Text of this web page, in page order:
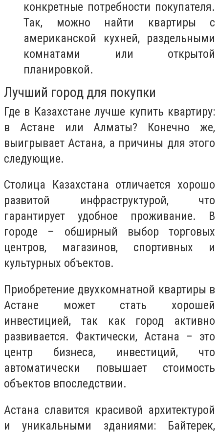
конкретные потребности покупателя.
Так, можно найти квартиры с
американской кухней, раздельными
комнатами или открытой
планировкой.
Лучший город для покупки
Где в Казахстане лучше купить квартиру:
в Астане или Алматы? Конечно же,
выигрывает Астана, а причины для этого
следующие.
Столица Казахстана отличается хорошо
развитой инфраструктурой, что
гарантирует удобное проживание. В
городе – обширный выбор торговых
центров, магазинов, спортивных и
культурных объектов.
Приобретение двухкомнатной квартиры в
Астане может стать хорошей
инвестицией, так как город активно
развивается. Фактически, Астана – это
центр бизнеса, инвестиций, что
автоматически повышает стоимость
объектов впоследствии.
Астана славится красивой архитектурой
и уникальными зданиями: Байтерек,